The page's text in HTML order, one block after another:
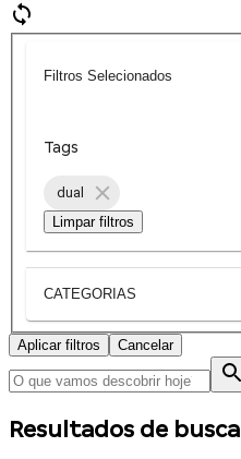
Filtros Selecionados
Tags
dual
Limpar filtros
CATEGORIAS
Aplicar filtros Cancelar
Resultados de busca